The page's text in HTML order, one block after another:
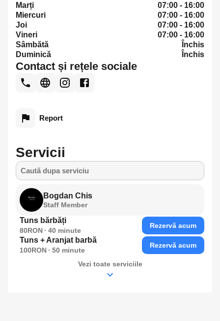
Servicii
Caută dupa serviciu
Bogdan Chis
Staff Member
Tuns bărbăți
80RON 40 minute
Rezervă acum
Tuns + Aranjat barbă
100RON 50 minute
Rezervă acum
Vezi toate serviciile
Marți
07:00 - 16:00
Miercuri
07:00 - 16:00
Joi
07:00 - 16:00
Vineri
07:00 - 16:00
Sâmbătă
Închis
Duminică
Închis
Contact și rețele sociale
Report